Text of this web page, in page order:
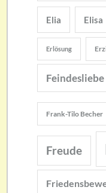
Elia Elisa
Erlösung
Feindesliebe
Frank-Tilo Becher
Freude